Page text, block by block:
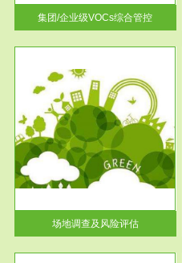
集团/企业级VOCs综合管控
年，全...
场地调查及风险评估
服务范围
土壤修复